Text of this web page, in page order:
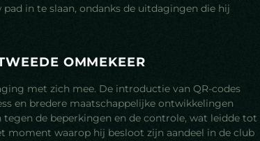
in te slaan, ondanks de uitdagingen die hij
WEEDE OMMEKEER
met zich mee. De introductie van QR-codes
en bredere maatschappelijke ontwikkelingen
de beperkingen en de controle, wat leidde tot
moment waarop hij besloot zijn aandeel in de club